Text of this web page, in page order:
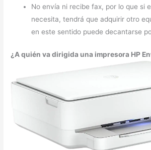
No envía ni recibe fax, por lo que si
necesita, tendrá que adquirir otro
en este sentido puede decantarse
¿A quién va dirigida una impresora HP